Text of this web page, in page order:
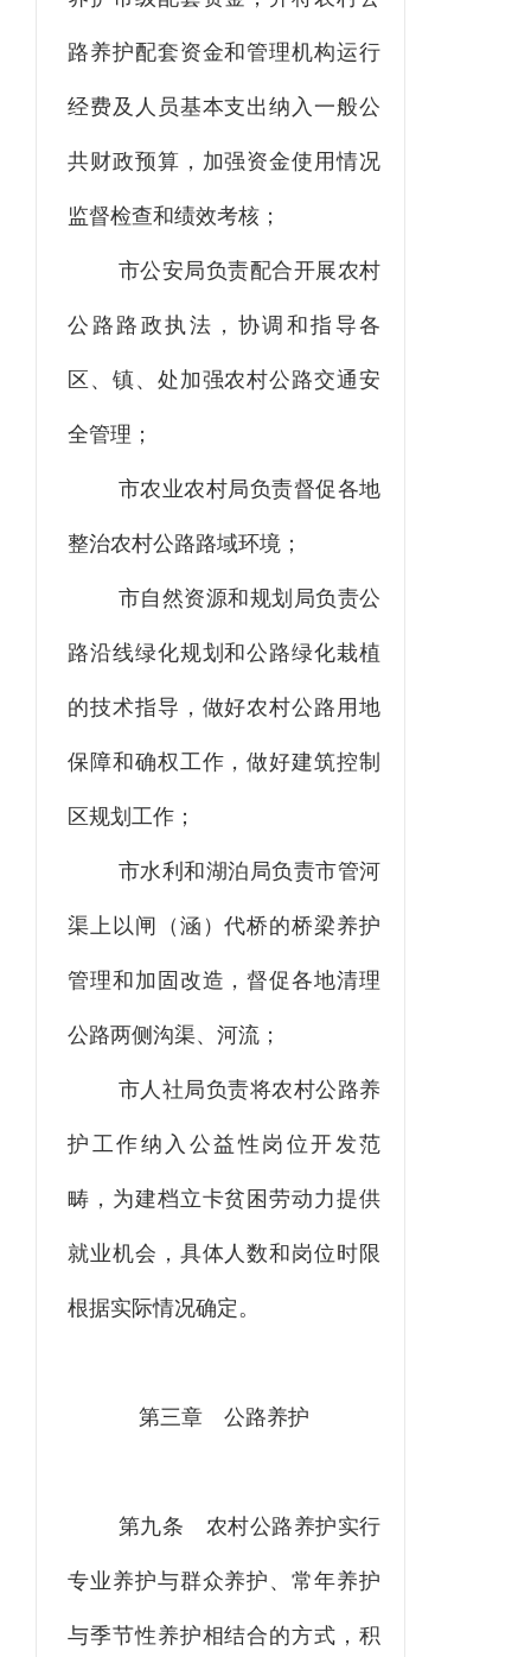
路养护配套资金和管理机构运行
经费及人员基本支出纳入一般公
共财政预算，加强资金使用情况
监督检查和绩效考核；
市公安局负责配合开展农村
公路路政执法，协调和指导各
区、镇、处加强农村公路交通安
全管理；
市农业农村局负责督促各地
整治农村公路路域环境；
市自然资源和规划局负责公
路沿线绿化规划和公路绿化栽植
的技术指导，做好农村公路用地
保障和确权工作，做好建筑控制
区规划工作；
市水利和湖泊局负责市管河
渠上以闸（涵）代桥的桥梁养护
管理和加固改造，督促各地清理
公路两侧沟渠、河流 ；
市人社局负责将农村公路养
护工作纳入公益性岗位开发范
畴，为建档立卡贫困劳动力提供
就业机会，具体人数和岗位时限
根据实际情况确定。
第三章 公路养护
第九条 农村公路养护实行
专业养护与群众养护、常年养护
与季节性养护相结合的方式，积